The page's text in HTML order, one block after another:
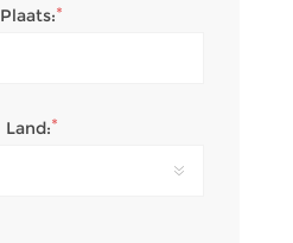
Plaats:*
Land:*